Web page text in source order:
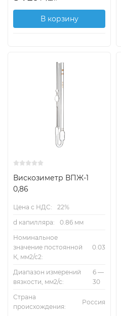
В корзину
Вискозиметр ВПЖ-1
0,86
Цена с НДС:
22%
d капилляра:
0.86 мм
Номинальное
значение постоянной
К, мм2/с2:
0.03
Диапазон измерений
вязкости, мм2/с:
6 —
30
Страна
происхождения:
Россия